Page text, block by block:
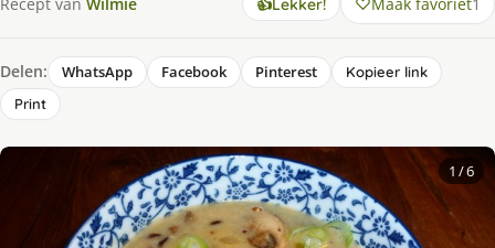
Recept van Wilmie 👍Lekker!
Delen: WhatsApp Facebook Pinterest
Kopieer link
Print
1 / 6